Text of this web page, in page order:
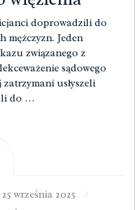
doprowadzili do
mężczyzn. Jeden
związanego z
sądowego
usłyszeli
do …
25 września 2025
/